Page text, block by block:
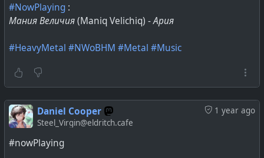
#NowPlaying :
Мания Величия(Maniq Velichiq) -Ария
#HeavyMetal #NWoBHM #Metal #Music
1 year ago
Daniel Cooper
Steel_Virgin@eldritch.cafe
#nowPlaying